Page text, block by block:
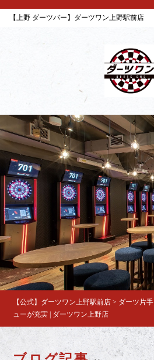
【上野 ダーツバー】ダーツワン上野駅前店
【公式】ダーツワン上野駅前店 > ダーツ片
ューが充実 | ダーツワン上野店